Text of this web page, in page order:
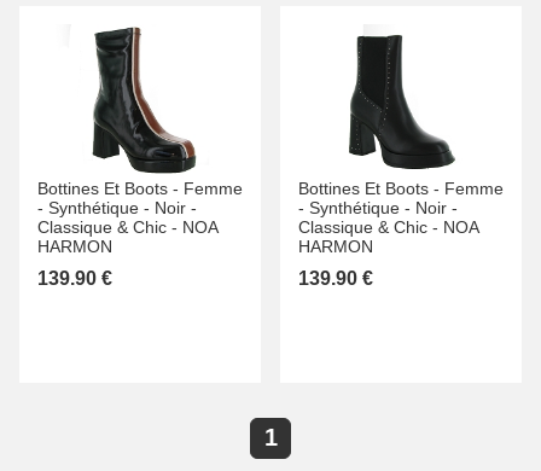
Bottines Et Boots - Femme
- Synthétique - Noir -
Classique & Chic - NOA
HARMON
139.90 €
Bottines Et Boots - Femme
- Synthétique - Noir -
Classique & Chic - NOA
HARMON
139.90 €
1